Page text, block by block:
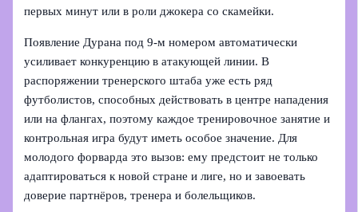
первых минут или в роли джокера со скамейки.
Появление Дурана под 9‑м номером автоматически
усиливает конкуренцию в атакующей линии. В
распоряжении тренерского штаба уже есть ряд
футболистов, способных действовать в центре нападения
или на флангах, поэтому каждое тренировочное занятие и
контрольная игра будут иметь особое значение. Для
молодого форварда это вызов: ему предстоит не только
адаптироваться к новой стране и лиге, но и завоевать
доверие партнёров, тренера и болельщиков.